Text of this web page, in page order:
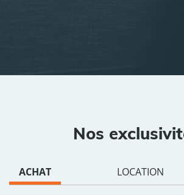
Nos
ACHAT LOCATION